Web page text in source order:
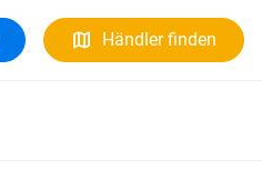
Händler finden